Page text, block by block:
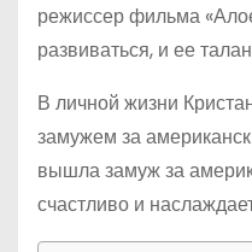
режиссер фильма
развиваться, и ее
В личной жизни
замужем за
вышла замуж за
счастливо и